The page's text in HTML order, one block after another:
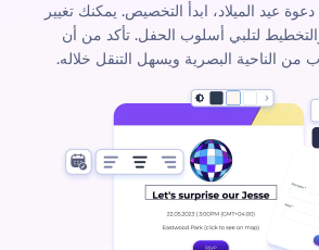
عيد الميلاد، ابدأ التخصيص. يمكنك تغيير
لتلبي أسلوب الحفل. تأكد من أن
من الناحية البصرية ويسهل التنقل خلاله.